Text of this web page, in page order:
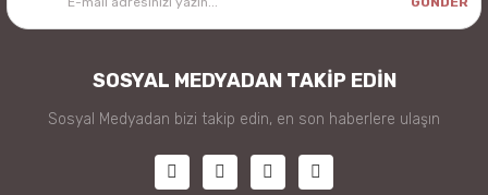
SOSYAL MEDYADAN TAKİP EDİN
Sosyal Medyadan bizi takip edin, en son haberlere ulaşın